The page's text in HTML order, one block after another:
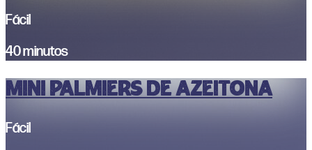
Fácil
40 minutos
MINI PALMIERS DE AZEITONA
Fácil